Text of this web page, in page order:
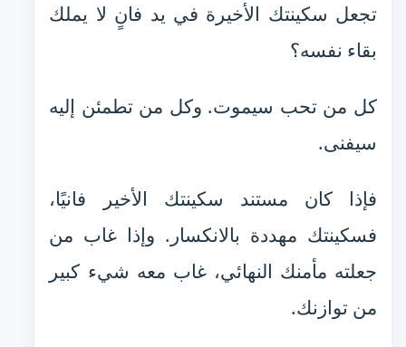
تجعل سكينتك الأخيرة في يد فانٍ لا يملك
بقاء نفسه؟
كل من تحب سيموت. وكل من تطمئن إليه
سيفنى.
فإذا كان مستند سكينتك الأخير فانيًا،
فسكينتك مهددة بالانكسار. وإذا غاب من
جعلته مأمنك النهائي، غاب معه شيء كبير
من توازنك.